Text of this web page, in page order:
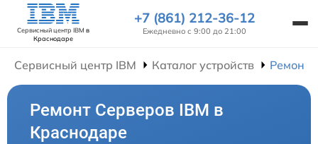
Сервисный центр IBM в
Краснодаре
+7 (861) 212-36-12
Ежедневно с 9:00 до 21:00
Сервисный центр IBM Каталог устройств Ремонт
Ремонт Серверов IBM в
Краснодаре